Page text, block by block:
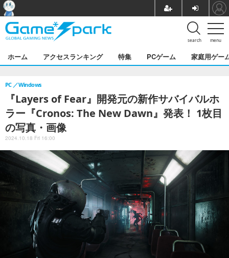
menu
search
ホーム アクセスランキング 特集 PCゲーム 家庭用ゲー
『Layers of Fear』開発元の新作サバイバルホ
ラー『Cronos: The New Dawn』発表！ 1枚目
の写真・画像
PC Windows
2024.10.18 Fri 16:00